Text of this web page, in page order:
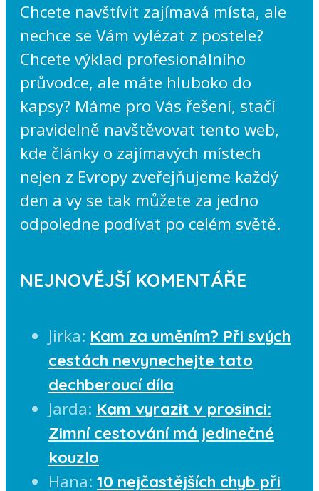
Chcete navštívit zajímavá místa, ale
nechce se Vám vylézat z postele?
Chcete výklad profesionálního
průvodce, ale máte hluboko do
kapsy? Máme pro Vás řešení, stačí
pravidelně navštěvovat tento web,
kde články o zajímavých místech
nejen z Evropy zveřejňujeme každý
den a vy se tak můžete za jedno
odpoledne podívat po celém světě.
NEJNOVĚJŠÍ KOMENTÁŘE
Jirka: Kam za uměním? Při svých
cestách nevynechejte tato
dechberoucí díla
Jarda: Kam vyrazit v prosinci:
Zimní cestování má jedinečné
kouzlo
Hana: 10 nejčastějších chyb při